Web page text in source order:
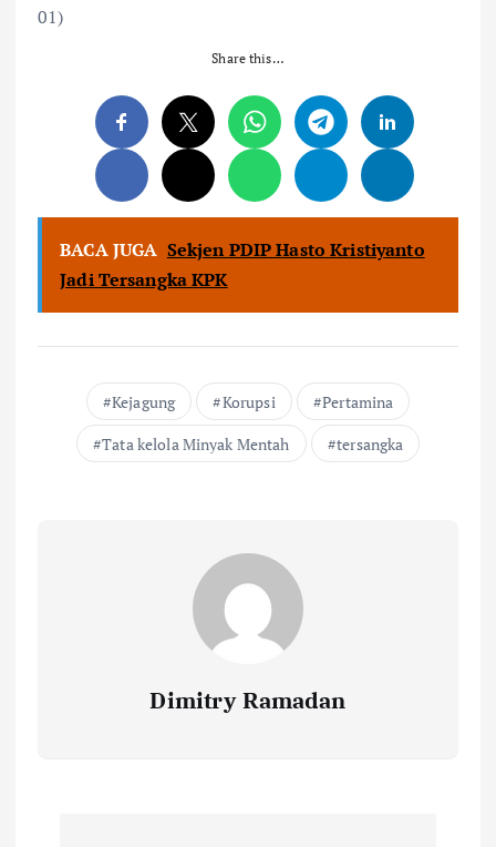
01)
Share this…
BACA JUGA Sekjen PDIP Hasto Kristiyanto
Jadi Tersangka KPK
Kejagung Korupsi
Pertamina
Tata kelola Minyak Mentah
tersangka
Dimitry Ramadan